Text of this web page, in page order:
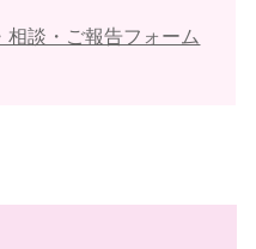
談・ご報告フォーム